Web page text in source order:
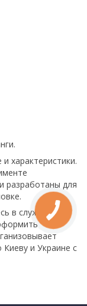
характеристики.
разработаны для
в службу
и Украине с